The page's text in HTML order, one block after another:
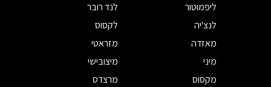
ליפמוטור
לנד רובר
לנצ'יה
לקסוס
מאזדה
מזראטי
מיני
מיצובישי
מקסוס
מרצדס